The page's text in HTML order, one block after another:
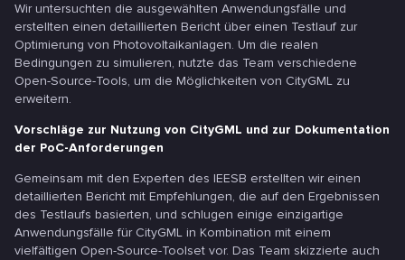
Wir untersuchten die ausgewählten Anwendungsfälle und
erstellten einen detaillierten Bericht über einen Testlauf zur
Optimierung von Photovoltaikanlagen. Um die realen
Bedingungen zu simulieren, nutzte das Team verschiedene
Open-Source-Tools, um die Möglichkeiten von CityGML zu
erweitern.
Vorschläge zur Nutzung von CityGML und zur Dokumentation
der PoC-Anforderungen
Gemeinsam mit den Experten des IEESB erstellten wir einen
detaillierten Bericht mit Empfehlungen, die auf den Ergebnissen
des Testlaufs basierten, und schlugen einige einzigartige
Anwendungsfälle für CityGML in Kombination mit einem
vielfältigen Open-Source-Toolset vor. Das Team skizzierte auch